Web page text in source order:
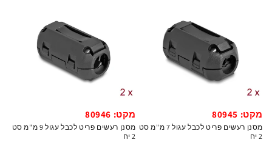
מקט: 80945
מסנן רעשים פריט לכבל עגול 7 מ"מ סט
2 יח
מקט: 80946
מסנן רעשים פריט לכבל עגול 9 מ"מ סט
2 יח